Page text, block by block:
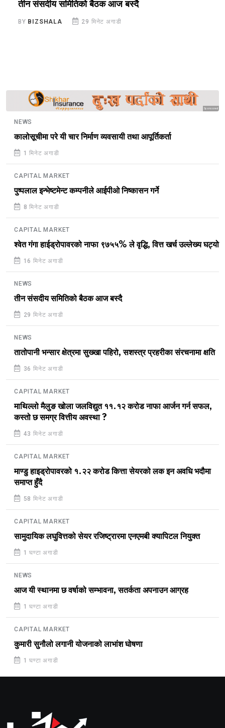
तीन संसदीय समितिको बैठक आज बस्दै
BY BIZSHALA 29 मिनेट अगाडी
Sponsored
NEWS
कालोसूचीमा परे यी चार निर्माण व्यवसायी तथा आपूर्तिकर्ता
1 मिनेट अगाडी
CAPITAL MARKET
पुष्पलाल इन्भेष्टमेन्ट कम्पनीले आईपीओ निष्कासन गर्ने
8 मिनेट अगाडी
CAPITAL MARKET
श्वेत गंगा हाईड्रोपावरको नाफा ९७५५% ले वृद्धि, वित्त खर्च उल्लेख्य घट्यो
16 मिनेट अगाडी
NEWS
तीन संसदीय समितिको बैठक आज बस्दै
29 मिनेट अगाडी
NEWS
तातोपानी भन्सार क्षेत्रमा सुख्खा पहिरो, सशस्त्र प्रहरीका संरचनामा क्षति
36 मिनेट अगाडी
CAPITAL MARKET
माथिल्लो मैलुङ खोला जलविद्युत ११.१२ करोड नाफा आर्जन गर्न सफल,
कस्तो छ समग्र वित्तीय अवस्था ?
43 मिनेट अगाडी
CAPITAL MARKET
माण्डु हाइड्रोपावरको १.२२ करोड कित्ता सेयरको लक इन अवधि भदौमा
समाप्त हुँदै
58 मिनेट अगाडी
CAPITAL MARKET
सामुदायिक लघुवित्तको सेयर रजिष्ट्रारमा एनएमबी क्यापिटल नियुक्त
1 घण्टा अगाडी
NEWS
आज यी स्थानमा छ वर्षाको सम्भावना, सतर्कता अपनाउन आग्रह
1 घण्टा अगाडी
CAPITAL MARKET
कुमारी सुनौलो लगानी योजनाको लाभांश घोषणा
1 घण्टा अगाडी